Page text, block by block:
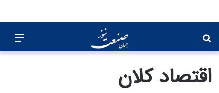
برای
اقتصاد کلان